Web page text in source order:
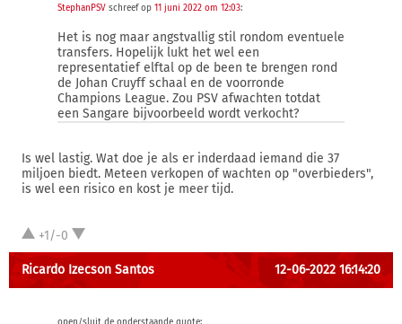
StephanPSV schreef op 11 juni 2022 om 12:03:
Het is nog maar angstvallig stil rondom eventuele
transfers. Hopelijk lukt het wel een
representatief elftal op de been te brengen rond
de Johan Cruyff schaal en de voorronde
Champions League. Zou PSV afwachten totdat
een Sangare bijvoorbeeld wordt verkocht?
Is wel lastig. Wat doe je als er inderdaad iemand die 37
miljoen biedt. Meteen verkopen of wachten op "overbieders",
is wel een risico en kost je meer tijd.
+1/-0
Ricardo Izecson Santos 12-06-2022 16:14:20